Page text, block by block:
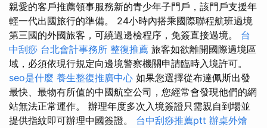
親愛的客戶推薦領事服務新的青少年子門戶，該門戶支援年
輕一代出國旅行的準備。 24小時內搭乘國際聯程航班過境
第三國的外國旅客，可繞過邊檢程序，免簽直接過境。 台
中刮痧 台北會計事務所 整復推薦 旅客如欲離開國際過境區
域，必須依現行規定向邊境警察機關申請臨時入境許可。
seo是什麼 養生整復推廣中心 如果您選擇從布達佩斯出發
最快、最物有所值的中國航空公司，您經常會發現他們的網
站無法正常運作。 辦理年度多次入境簽證只需親自到場並
提供指紋即可辦理中國簽證。 台中刮痧推薦ptt 辦桌外燴